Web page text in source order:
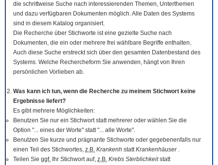
die schrittweise Suche nach interessierenden Themen, Unterthemen
und dazu verfügbaren Dokumenten möglich. Alle Daten des Systems
sind in diesem Katalog organisiert.
Die Recherche über Stichworte ist eine gezielte Suche nach
Dokumenten, die ein oder mehrere frei wählbare Begriffe enthalten.
Auch diese Suche erstreckt sich über den gesamten Datenbestand des
Systems. Welche Rechercheform Sie anwenden, hängt von Ihren
persönlichen Vorlieben ab.
Was kann ich tun, wenn die Recherche zu meinem Stichwort keine
Ergebnisse liefert?
Es gibt mehrere Möglichkeiten:
Benutzen Sie nur ein Stichwort statt mehrerer oder wählen Sie die
Option "... eines der Worte" statt "... alle Worte".
Benutzen Sie kurze und prägnante Stichworte oder gegebenenfalls nur
einen Teil des Stichwortes, z.B. Krankenh stattKrankenhäuser .
Teilen Sie ggf. Ihr Stichwort auf, z.B. Krebs Sterblichkeitstatt